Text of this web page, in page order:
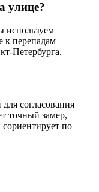
улице?
используем
к перепадам
Петербурга.
согласования
точный замер,
по